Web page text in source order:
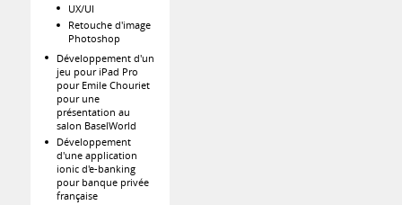
UX/UI
Retouche d'image
Photoshop
Développement d'un
jeu pour iPad Pro
pour Emile Chouriet
pour une
présentation au
salon BaselWorld
Développement
d'une application
ionic d'e-banking
pour banque privée
française